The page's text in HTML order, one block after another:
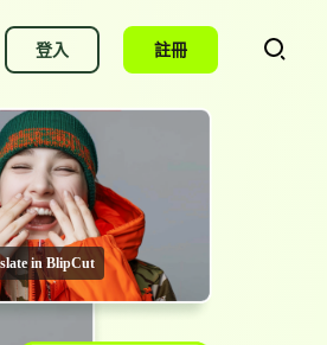
AI 字幕生成
用 AI 自動生成字幕
AI 字幕生成
用 AI 自動生成字幕
登入 註冊
in BlipCut